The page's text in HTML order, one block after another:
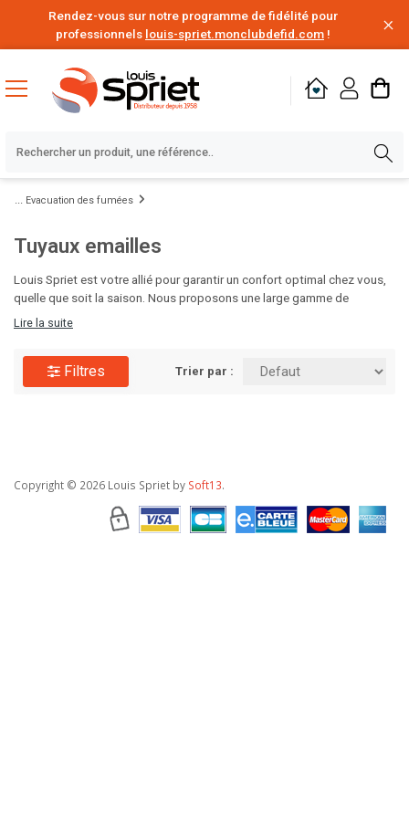
Rendez-vous sur notre programme de fidélité pour
professionnels louis-spriet.monclubdefid.com !
Evacuation des fumées
Tuyaux emailles
Louis Spriet est votre allié pour garantir un confort optimal chez vous,
quelle que soit la saison. Nous proposons une large gamme de
solutions de chauffage, des chaudières aux radiateurs design, ainsi que
équipements adaptés à votre espace et à votre budget. Visitez Louis
Spriet et préparez votre maison pour toute l'année !
Lire la suite
Filtres Trier par :
Copyright © 2026 Louis Spriet by Soft13.